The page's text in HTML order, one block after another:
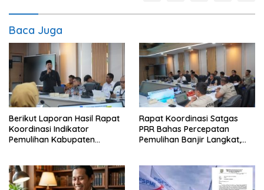
Baca Juga
Berikut Laporan Hasil Rapat
Koordinasi Indikator
Pemulihan Kabupaten
Rapat Koordinasi Satgas
PRR Bahas Percepatan
Pemulihan Banjir Langkat,